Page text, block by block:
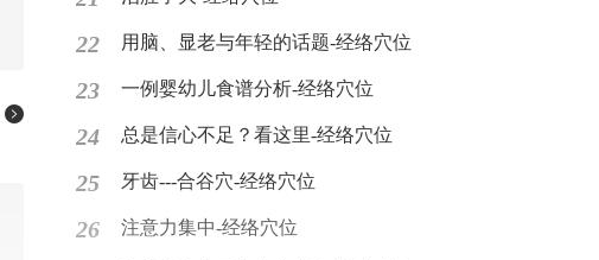
22 用脑、显老与年轻的话题-经络穴位
23 一例婴幼儿食谱分析-经络穴位
24 总是信心不足？看这里-经络穴位
25 牙齿---合谷穴-经络穴位
26 注意力集中-经络穴位